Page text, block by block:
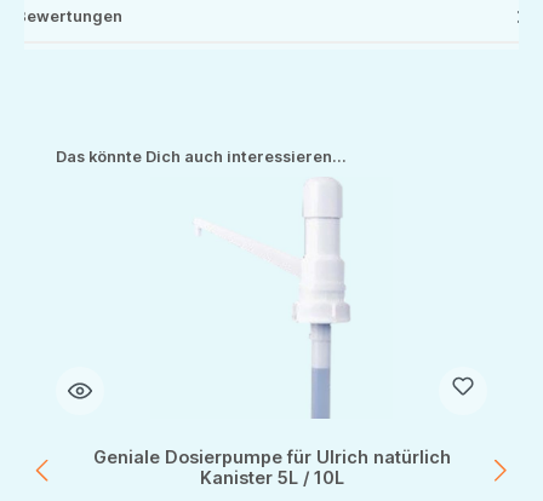
Bewertungen
Produktgalerie überspringen
Das könnte Dich auch interessieren...
Geniale Dosierpumpe für Ulrich natürlich
Kanister 5L / 10L